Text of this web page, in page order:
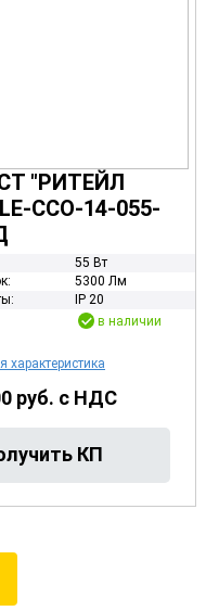
"РИТЕЙЛ
ССО-14-055-
55 Вт
5300 Лм
IP 20
в наличии
характеристика
руб. с НДС